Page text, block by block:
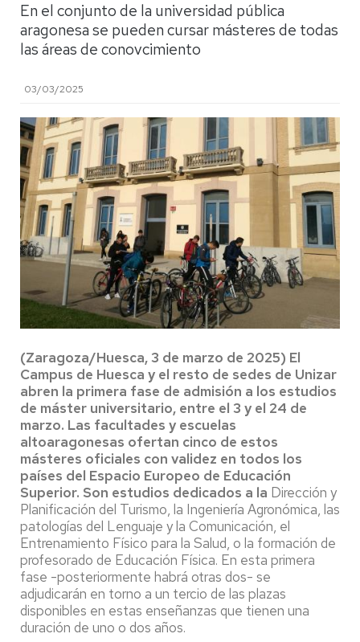
En el conjunto de la universidad pública
aragonesa se pueden cursar másteres de todas
las áreas de conovcimiento
03/03/2025
(Zaragoza/Huesca, 3 de marzo de 2025) El
Campus de Huesca y el resto de sedes de Unizar
abren la primera fase de admisión a los estudios
de máster universitario, entre el 3 y el 24 de
marzo. Las facultades y escuelas
altoaragonesas ofertan cinco de estos
másteres oficiales con validez en todos los
países del Espacio Europeo de Educación
Superior. Son estudios dedicados a la Dirección y
Planificación del Turismo, la Ingeniería Agronómica, las
patologías del Lenguaje y la Comunicación, el
Entrenamiento Físico para la Salud, o la formación de
profesorado de Educación Física. En esta primera
fase -posteriormente habrá otras dos- se
adjudicarán en torno a un tercio de las plazas
disponibles en estas enseñanzas que tienen una
duración de uno o dos años.